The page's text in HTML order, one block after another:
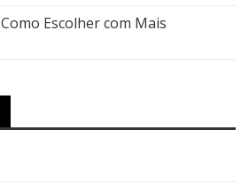
Escolher com Mais